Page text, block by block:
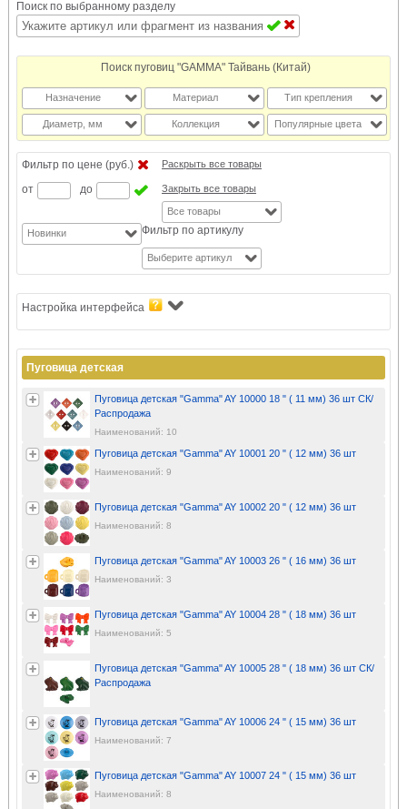
Поиск по выбранному разделу
Поиск пуговиц "GAMMA" Тайвань (Китай)
Назначение Материал Тип крепления
Диаметр, мм Коллекция Популярные цвета
Фильтр по цене (руб.)
от
до
Раскрыть все товары
Закрыть все товары
Все товары
Новинки
Фильтр по артикулу
Выберите артикул
Настройка интерфейса
Пуговица детская
Пуговица детская "Gamma" AY 10000 18 " ( 11 мм) 36 шт СК/
Распродажа
Наименований: 10
Пуговица детская "Gamma" AY 10001 20 " ( 12 мм) 36 шт
Наименований: 9
Пуговица детская "Gamma" AY 10002 20 " ( 12 мм) 36 шт
Наименований: 8
Пуговица детская "Gamma" AY 10003 26 " ( 16 мм) 36 шт
Наименований: 3
Пуговица детская "Gamma" AY 10004 28 " ( 18 мм) 36 шт
Наименований: 5
Пуговица детская "Gamma" AY 10005 28 " ( 18 мм) 36 шт СК/
Распродажа
Пуговица детская "Gamma" AY 10006 24 " ( 15 мм) 36 шт
Наименований: 7
Пуговица детская "Gamma" AY 10007 24 " ( 15 мм) 36 шт
Наименований: 8